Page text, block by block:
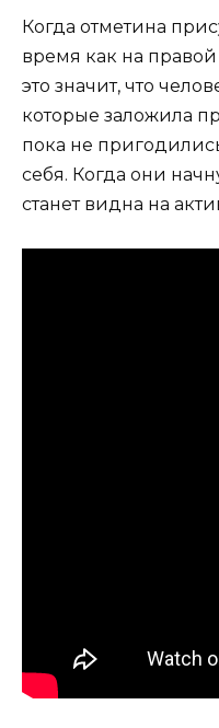
Когда отметина
время как на
это значит, что
которые заложила
пока не
себя. Когда они
станет видна на